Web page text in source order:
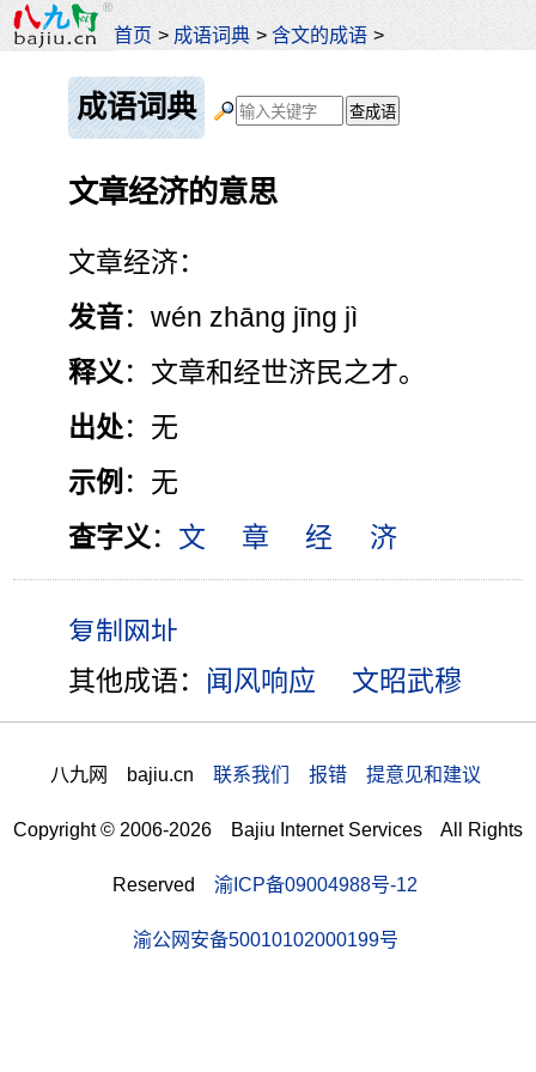
首页 > 成语词典 >含文的成语 >
成语词典
文章经济的意思
文章经济：
发音：wén zhāng jīng jì
释义 ：文章和经世济民之才。
出处：无
示例 ：无
查字义 ： 文 章 经 济
其他成语： 闻风响应 文昭武穆
八九网 bajiu.cn 联系我们 报错 提意见和建议
Copyright © 2006-2026 Bajiu Internet Services All Rights
Reserved 渝ICP备09004988号-12
渝公网安备50010102000199号